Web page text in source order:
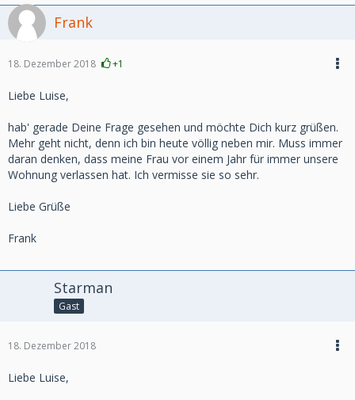
Frank
18. Dezember 2018 +1
Liebe Luise,
hab' gerade Deine Frage gesehen und möchte Dich kurz grüßen.
Mehr geht nicht, denn ich bin heute völlig neben mir. Muss immer
daran denken, dass meine Frau vor einem Jahr für immer unsere
Wohnung verlassen hat. Ich vermisse sie so sehr.
Liebe Grüße
Frank
Starman
Gast
18. Dezember 2018
Liebe Luise,